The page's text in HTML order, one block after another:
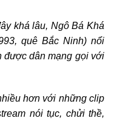
khá lâu, Ngô Bá Khá
quê Bắc Ninh) nổi
được dân mạng gọi với
hơn với những clip
nói tục, chửi thề,